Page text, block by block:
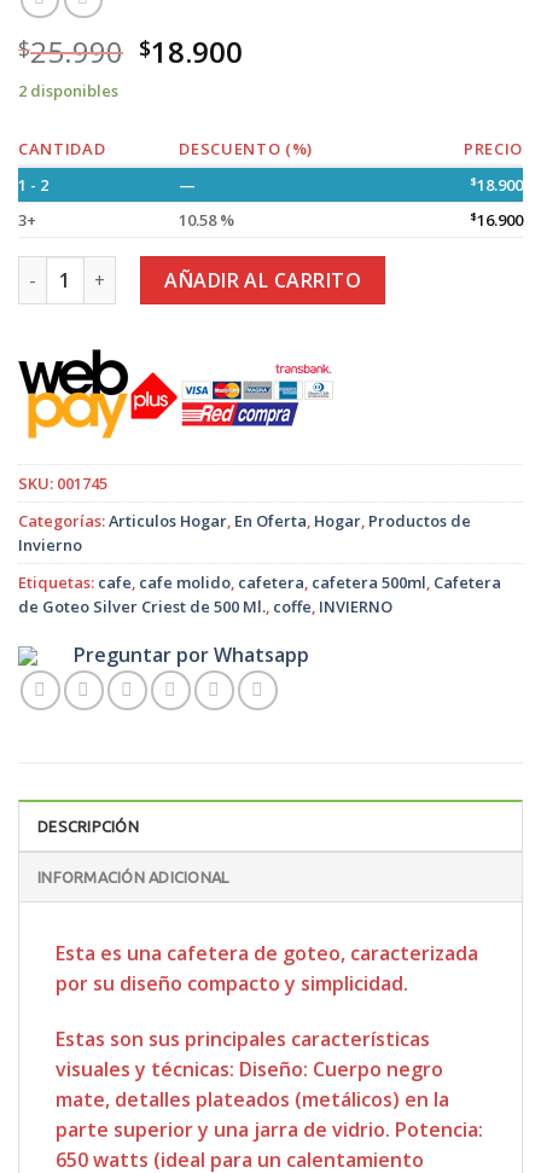
$25.990 $18.900
2 disponibles
CANTIDAD DESCUENTO (%)
PRECIO
1 - 2
— $18.900
3+
10.58 % $16.900
Cafetera de Goteo Silver Criest de 500 Ml. cantidad
AÑADIR AL CARRITO
SKU: 001745
Categorías:Articulos Hogar, En Oferta, Hogar, Productos de
Invierno
Etiquetas: cafe, cafe molido, cafetera, cafetera 500ml, Cafetera
de Goteo Silver Criest de 500 Ml., coffe, INVIERNO
Preguntar por Whatsapp
DESCRIPCIÓN
INFORMACIÓN ADICIONAL
Esta es una cafetera de goteo, caracterizada
por su diseño compacto y simplicidad.
Estas son sus principales características
visuales y técnicas: Diseño: Cuerpo negro
mate, detalles plateados (metálicos) en la
parte superior y una jarra de vidrio. Potencia:
650 watts (ideal para un calentamiento